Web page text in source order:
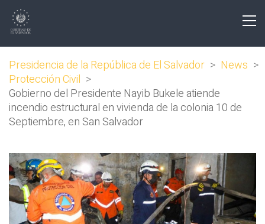
Presidencia de la República de El Salvador > News >
Protección Civil >
Gobierno del Presidente Nayib Bukele atiende
incendio estructural en vivienda de la colonia 10 de
Septiembre, en San Salvador